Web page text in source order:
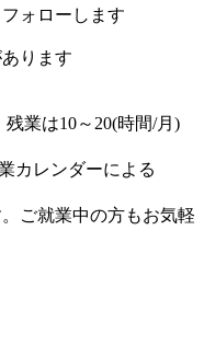
ォローします
ります
業は10～20(時間/月)
カレンダーによる
ご就業中の方もお気軽